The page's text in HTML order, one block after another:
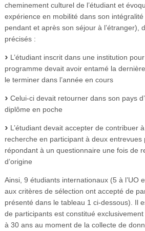
cheminement culturel de l’étudiant et
expérience en mobilité dans son intégralité
pendant et après son séjour à l’étranger),
précisés :
L’étudiant inscrit dans une institution
programme devait avoir entamé la
le terminer dans l’année en cours
Celui-ci devait retourner dans son pays
diplôme en poche
L’étudiant devait accepter de contribuer
recherche en participant à deux
répondant à un questionnaire une fois de
d’origine
Ainsi, 9 étudiants internationaux (5 à l’UO
aux critères de sélection ont accepté de
présenté dans le tableau 1 ci-dessous). Il
de participants est constitué
à 30 ans au moment de la collecte de